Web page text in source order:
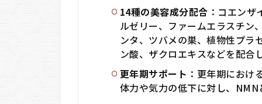
14種の美容成分配合 ：コエン
ルゼリー、ファームエラスチン
ンタ、ツバメの巣、植物性プラ
ン酸、ザクロエキスなどを配合
更年期サポート ：更年期におけ
体力や気力の低下に対し、NMN